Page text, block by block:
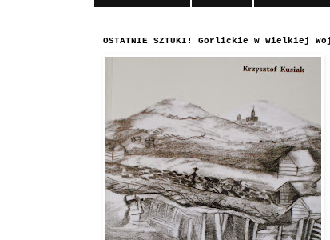
OSTATNIE SZTUKI! Gorlickie w Wielkiej